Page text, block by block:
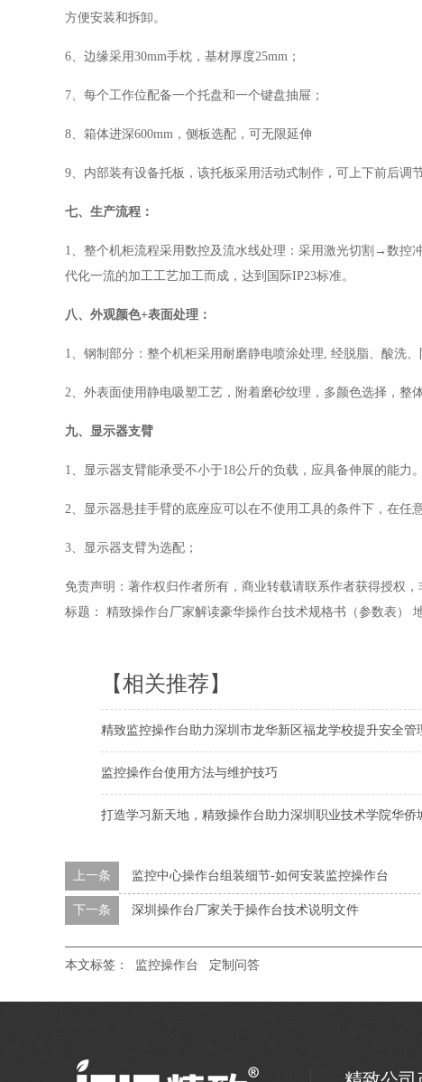
方便安装和拆卸。
6、 边缘采用30mm手枕，基材厚度25mm ；
7、每个工作位配备一个托盘和一个键盘抽屉；
8、 箱体进深600mm ，侧板选配，可无限延伸
9、内部装有设备托板，该托板采用活动式制作，可上下前后调
七、生产流程：
1、整个机柜流程采用数控及流水线处理：采用激光切割→
代化一流的加工工艺加工而成， 达到国际IP23标准。
八、 外观颜色+表面处理：
1、钢制部分：整个机柜采用耐磨静电喷涂处理, 经脱脂、酸洗
2、 外表面使用静电吸塑工艺，附着磨砂纹理，多颜色选择，整
九、 显示器支臂
1、 显示器支臂能承受不小于18公斤的负载，应具备伸展的能力。
2、 显示器悬挂手臂的底座应可以在不使用工具的条件下，在任
3、 显示器支臂为选配；
免责声明：著作权归作者所有，商业转载请联系作者获得授权，
标题： 精致操作台厂家解读豪华操作台技术规格书（参数表）
【相关推荐】
精致监控操作台助力深圳市龙华新区福龙学校提升安全管
监控操作台使用方法与维护技巧
打造学习新天地，精致操作台助力深圳职业技术学院华侨
上一条 监控中心操作台组装细节-如何安装监控操作台
下一条 深圳操作台厂家关于操作台技术说明文件
本文标签： 监控操作台 定制问答